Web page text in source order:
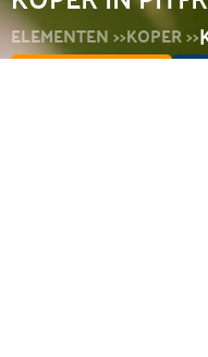
ELEMENTEN >>KOPER >>